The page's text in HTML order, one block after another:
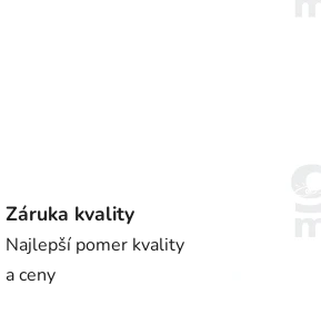
Záruka kvality
Najlepší pomer kvality
a ceny